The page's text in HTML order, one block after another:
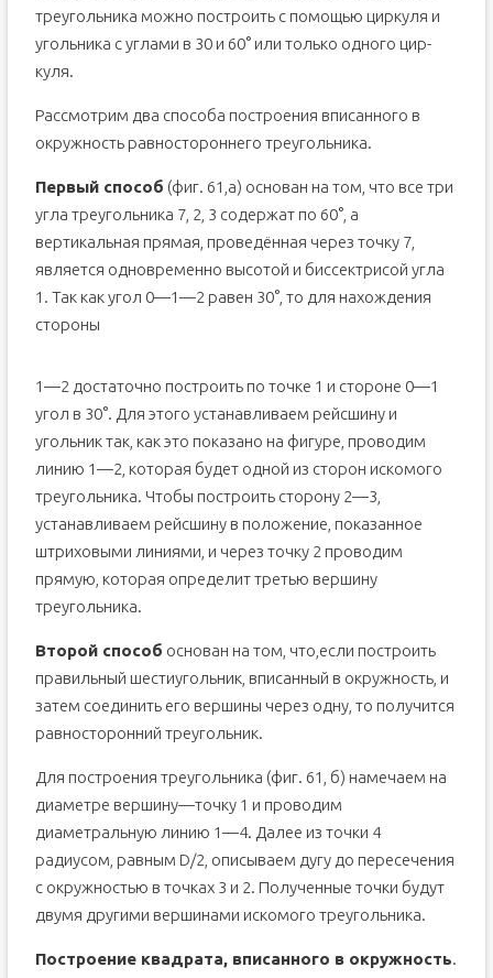
треугольника можно построить с помощью циркуля и
угольника с углами в 30 и 60° или только одного цир­
куля.
Рассмотрим два способа построения вписанного в
окружность рав­ностороннего треугольника.
Первый способ (фиг. 61,a) основан на том, что все три
угла треугольника 7, 2, 3 содержат по 60°, а
вертикальная прямая, прове­дённая через точку 7,
является одновременно высотой и биссектрисой угла
1. Так как угол 0—1—2 равен 30°, то для нахождения
стороны
1—2 достаточно построить по точке 1 и стороне 0—1
угол в 30°. Для этого устанавливаем рейсшину и
угольник так, как это показано на фигуре, проводим
линию 1—2, которая будет одной из сторон искомого
треугольника. Чтобы построить сторону 2—3,
устанавливаем рейсшину в положение, показанное
штриховыми линиями, и через точку 2 прово­дим
прямую, которая определит третью вершину
треугольника.
Второй способ основан на том, что,если построить
правильный шестиугольник, вписанный в окружность, и
затем соединить его вер­шины через одну, то получится
равносторонний треугольник.
Для построения треугольника (фиг. 61, б) намечаем на
диаметре вершину—точку 1 и проводим
диаметральную линию 1—4. Далее из точки 4
радиусом, равным D/2, описываем дугу до пересечения
с окруж­ностью в точках 3 и 2. Полученные точки будут
двумя другими вер­шинами искомого треугольника.
Построение квадрата, вписанного в окружность.